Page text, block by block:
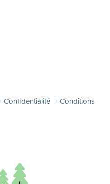
Confidentialité | Conditions